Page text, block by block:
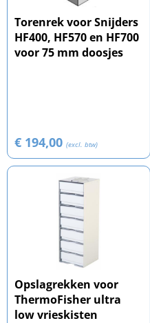
Torenrek voor Snijders
HF400, HF570 en HF700
voor 75 mm doosjes
€ 194,00 (excl. btw)
Opslagrekken voor
ThermoFisher ultra
low vrieskisten